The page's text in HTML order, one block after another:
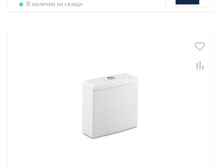
В наличии на складе